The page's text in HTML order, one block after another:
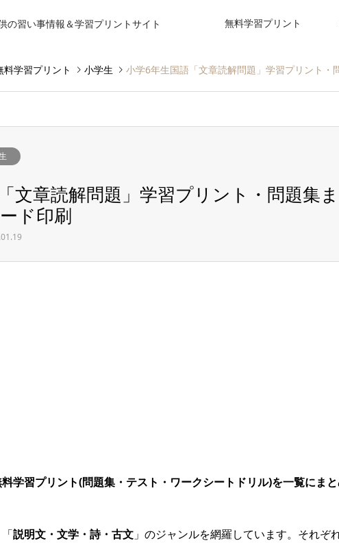
の習い事情報＆学習プリントサイト 無料学習プリント
料学習プリント 小学生 小学6年生国語「文章読解問題」学習プリント
文章読解問題」学習プリント・問題集
ド印刷
学習プリント(問題集・テスト・ワークシートドリル)を一覧にま
説明文・文学・詩・古文 」のジャンルを網羅しています。それぞ